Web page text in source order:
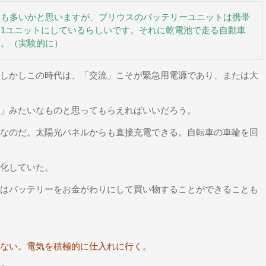
多いかと思いますが、プリウスのバッテリーユニットは携帯
ユニットにしているらしいです。それに乾電池で走る自動車
（実験的に）
かしこの時代は、「交流」こそが緊急用電源であり、または大
みたいなものと思ってもらえればいいだろう。
のだ。太陽光パネルからも直接充電できる。自転車の車輪を回
していた。
バッテリーをお金がわりにして買い物することができることも
。電気を積極的に仕入れに行く。